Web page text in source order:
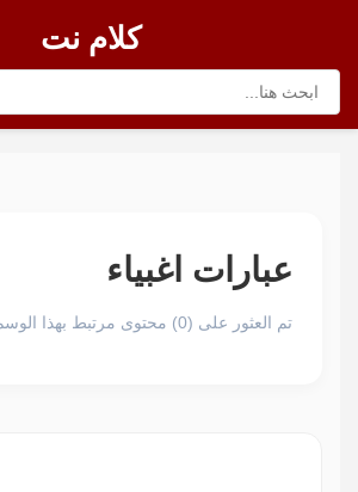
كلام نت
عبارات اغبياء
تم العثور على (0) محتوى مرتبط بهذا الوسم.